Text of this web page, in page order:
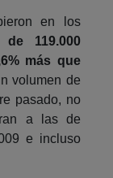
en los
de 119.000
más que
volumen de
pasado, no
a las de
e incluso